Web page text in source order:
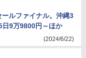
ルファイナル。沖縄3
日9万9800円～ほか
(2024/6/22)